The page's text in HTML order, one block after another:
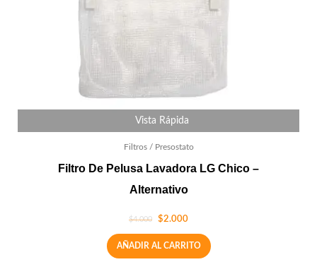
Vista Rápida
Filtros / Presostato
Filtro De Pelusa Lavadora LG Chico –
Alternativo
$4.000 $2.000
AÑADIR AL CARRITO